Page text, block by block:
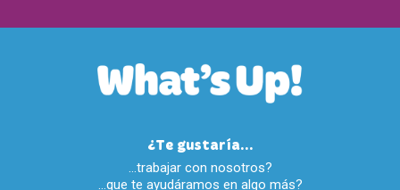
¿Te gustaría...
…trabajar con nosotros?
…que te ayudáramos en algo más?